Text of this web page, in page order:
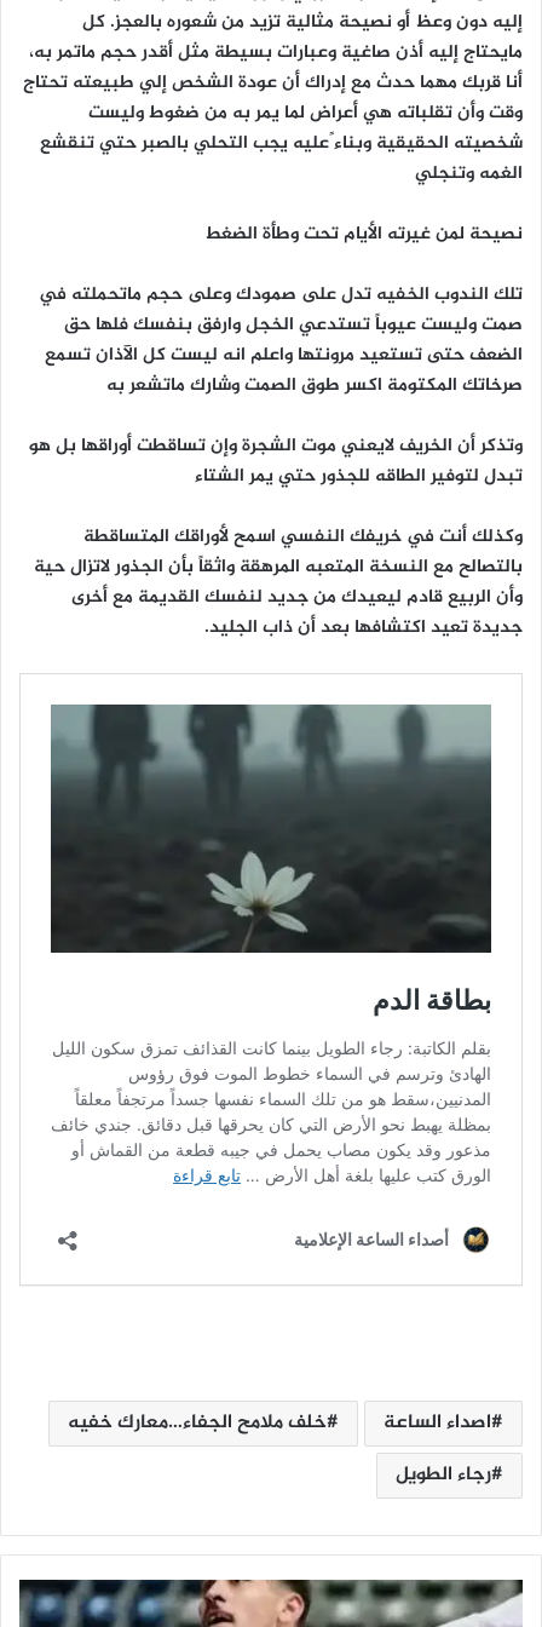
إليه دون وعظ أو نصيحة مثالية تزيد من شعوره بالعجز. كل
مايحتاج إليه أذن صاغية وعبارات بسيطة مثل أقدر حجم ماتمر به،
أنا قربك مهما حدث مع إدراك أن عودة الشخص إلي طبيعته تحتاج
وقت وأن تقلباته هي أعراض لما يمر به من ضغوط وليست
شخصيته الحقيقية وبناء ًعليه يجب التحلي بالصبر حتي تنقشع
الغمه وتنجلي
نصيحة لمن غيرته الأيام تحت وطأة الضغط
تلك الندوب الخفيه تدل على صمودك وعلى حجم ماتحملته في
صمت وليست عيوباً تستدعي الخجل وارفق بنفسك فلها حق
الضعف حتى تستعيد مرونتها واعلم انه ليست كل الآذان تسمع
صرخاتك المكتومة اكسر طوق الصمت وشارك ماتشعر به
وتذكر أن الخريف لايعني موت الشجرة وإن تساقطت أوراقها بل هو
تبدل لتوفير الطاقه للجذور حتي يمر الشتاء
وكذلك أنت في خريفك النفسي اسمح لأوراقك المتساقطة
بالتصالح مع النسخة المتعبه المرهقة واثقاً بأن الجذور لاتزال حية
وأن الربيع قادم ليعيدك من جديد لنفسك القديمة مع أخرى
جديدة تعيد اكتشافها بعد أن ذاب الجليد.
اصداء الساعة
خلف ملامح الجفاء…معارك خفيه
رجاء الطويل
ا